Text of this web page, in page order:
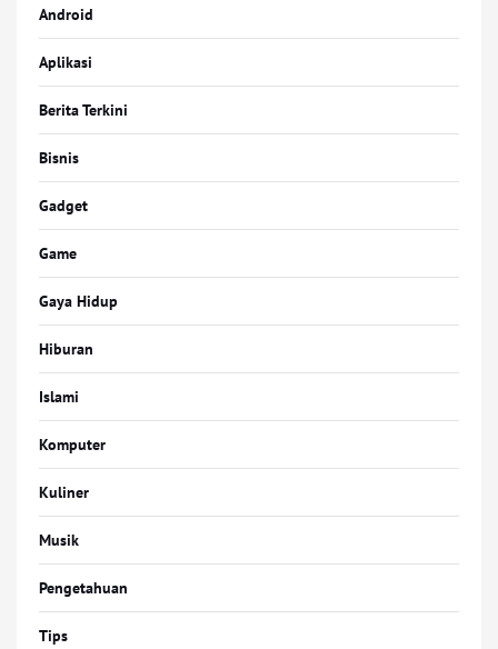
Android
Aplikasi
Berita Terkini
Bisnis
Gadget
Game
Gaya Hidup
Hiburan
Islami
Komputer
Kuliner
Musik
Pengetahuan
Tips